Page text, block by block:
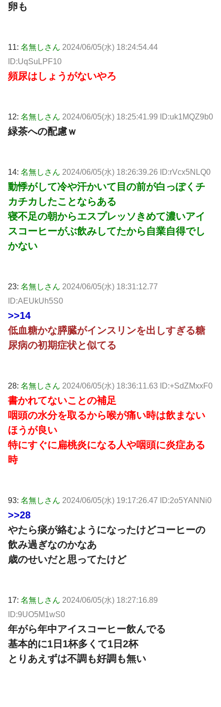
卵も
11: 名無しさん 2024/06/05(水) 18:24:54.44
ID:UqSuLPF10
頻尿はしょうがないやろ
12: 名無しさん 2024/06/05(水) 18:25:41.99 ID:uk1MQZ9b0
緑茶への配慮ｗ
14: 名無しさん 2024/06/05(水) 18:26:39.26 ID:rVcx5NLQ0
動悸がして冷や汗かいて目の前が白っぽくチ
カチカしたことならある
寝不足の朝からエスプレッソきめて濃いアイ
スコーヒーがぶ飲みしてたから自業自得でし
かない
23: 名無しさん 2024/06/05(水) 18:31:12.77
ID:AEUkUh5S0
>>14
低血糖かな膵臓がインスリンを出しすぎる糖
尿病の初期症状と似てる
28: 名無しさん 2024/06/05(水) 18:36:11.63 ID:+SdZMxxF0
書かれてないことの補足
咽頭の水分を取るから喉が痛い時は飲まない
ほうが良い
特にすぐに扁桃炎になる人や咽頭に炎症ある
時
93: 名無しさん 2024/06/05(水) 19:17:26.47 ID:2o5YANNi0
>>28
やたら痰が絡むようになったけどコーヒーの
飲み過ぎなのかなあ
歳のせいだと思ってたけど
17: 名無しさん 2024/06/05(水) 18:27:16.89
ID:9UO5M1wS0
年がら年中アイスコーヒー飲んでる
基本的に1日1杯多くて1日2杯
とりあえずは不調も好調も無い